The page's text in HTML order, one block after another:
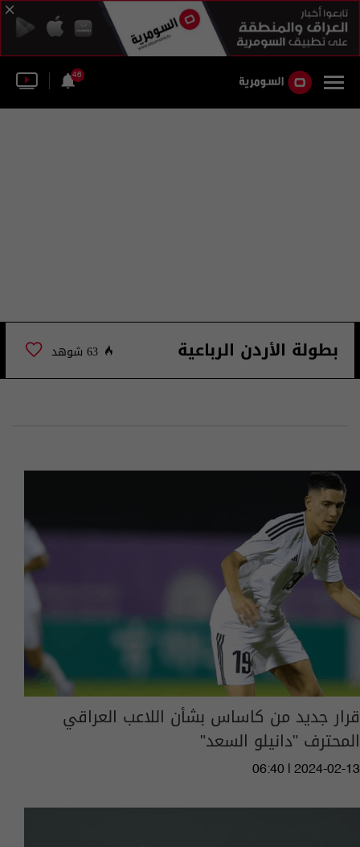
46
بطولة الأردن الرباعية 63 شوهد
قرار جديد من كاساس بشأن اللاعب العراقي
المحترف "دانيلو السعد"
06:40 | 2024-02-13